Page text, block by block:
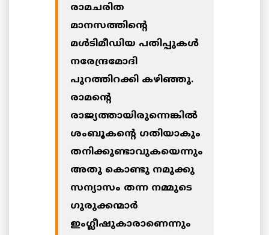
രാമചരിത
മാനസത്തിന്റെ
മള്‍ടിമീഡിയ പതിപ്പുകള്‍
നരേന്ദ്രമോദി
പുറത്തിറക്കി കഴിഞ്ഞു.
രാമന്റെ
രാജ്യത്തായിരുന്നെങ്കില്‍
ശംബൂകന്റെ ഗതിയാകും
തനിക്കുണ്ടാവുകയെന്നും
അതു കൊണ്ടു നമുക്കു
സന്യാസം തന്ന നമ്മുടെ
ഗുരുക്കന്മാര്‍
ഇംഗ്ലീഷുകാരാണെന്നും